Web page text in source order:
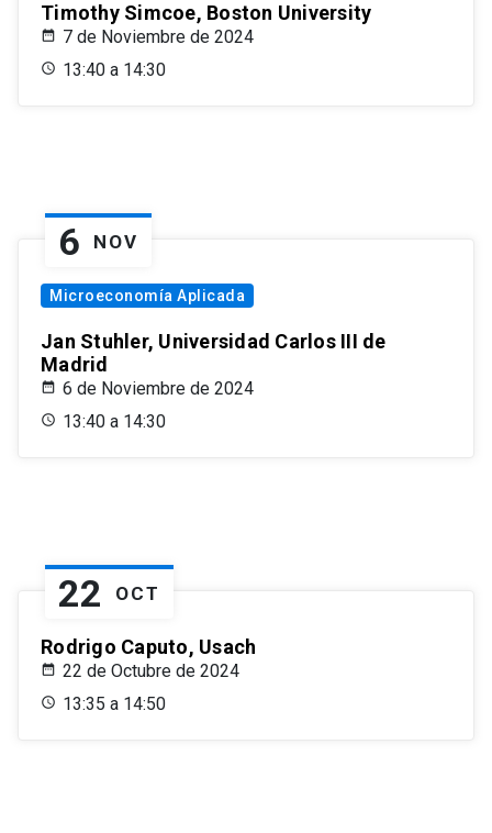
Timothy Simcoe, Boston University
7 de Noviembre de 2024
13:40 a 14:30
6 NOV
Microeconomía Aplicada
Jan Stuhler, Universidad Carlos III de
Madrid
6 de Noviembre de 2024
13:40 a 14:30
22 OCT
Rodrigo Caputo, Usach
22 de Octubre de 2024
13:35 a 14:50